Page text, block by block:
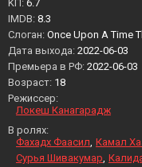
KП: 6.7
IMDB: 8.3
Слоган: Once Upon A Time
Дата выхода: 2022-06-03
Премьера в РФ: 2022-06-03
Возраст: 18
Режиссер:
Локеш Канагарадж
В ролях:
Фахадх Фаасил Камал
Сурья Шивакумар